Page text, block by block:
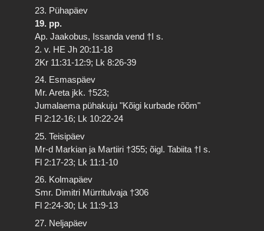
23. Pühapäev
19. pp.
Ap. Jaakobus, Issanda vend †I s.
2. v. HE Jh 20:11-18
2Kr 11:31-12:9; Lk 8:26-39
24. Esmaspäev
Mr. Areta jkk. †523;
Jumalaema pühakuju "Kõigi kurbade rõõm"
Fl 2:12-16; Lk 10:22-24
25. Teisipäev
Mr-d Markian ja Martiiri †355; õigl. Tabiita †I s.
Fl 2:17-23; Lk 11:1-10
26. Kolmapäev
Smr. Dimitri Mürritulvaja †306
Fl 2:24-30; Lk 11:9-13
27. Neljapäev